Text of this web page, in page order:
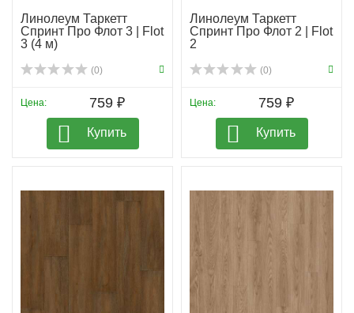
Линолеум Таркетт
Спринт Про Флот 3 | Flot
3 (4 м)
(0)
Цена: 759 ₽
Купить
Линолеум Таркетт
Спринт Про Флот 2 | Flot
2
(0)
Цена: 759 ₽
Купить